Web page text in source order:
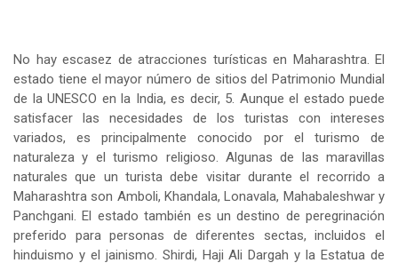
No hay escasez de atracciones turísticas en Maharashtra. El
estado tiene el mayor número de sitios del Patrimonio Mundial
de la UNESCO en la India, es decir, 5. Aunque el estado puede
satisfacer las necesidades de los turistas con intereses
variados, es principalmente conocido por el turismo de
naturaleza y el turismo religioso. Algunas de las maravillas
naturales que un turista debe visitar durante el recorrido a
Maharashtra son Amboli, Khandala, Lonavala, Mahabaleshwar y
Panchgani. El estado también es un destino de peregrinación
preferido para personas de diferentes sectas, incluidos el
hinduismo y el jainismo. Shirdi, Haji Ali Dargah y la Estatua de